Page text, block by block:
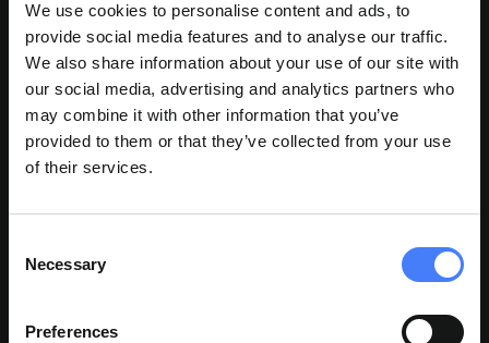
We use cookies to personalise content and ads, to
provide social media features and to analyse our traffic.
We also share information about your use of our site with
our social media, advertising and analytics partners who
may combine it with other information that you’ve
provided to them or that they’ve collected from your use
of their services.
Selection
Necessary
Preferences